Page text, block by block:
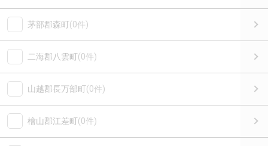
茅部郡森町(0件)
二海郡八雲町(0件)
山越郡長万部町(0件)
檜山郡江差町(0件)